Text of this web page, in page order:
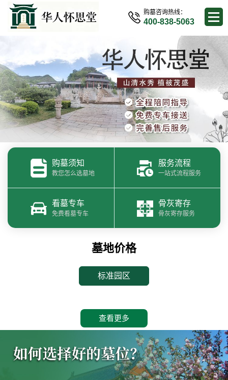
购墓咨询热线：
400-838-5063
购墓须知
教您怎么选墓地
服务流程
一站式流程服务
看墓专车
免费看墓专车
骨灰寄存
骨灰寄存服务
墓地价格
标准园区
查看更多